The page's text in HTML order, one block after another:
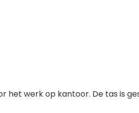
het werk op kantoor. De tas is